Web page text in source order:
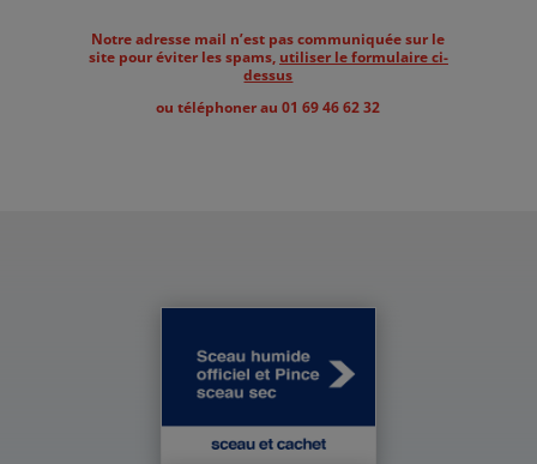
Notre adresse mail n’est pas communiquée sur le
site pour éviter les spams, utiliser le formulaire ci-
dessus
ou téléphoner au 01 69 46 62 32